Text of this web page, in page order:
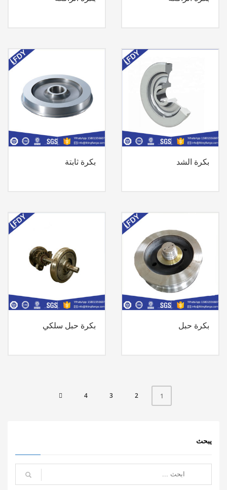
بكرة الشد بكرة ثابتة
بكرة حبل بكرة حبل سلكي
1
2
3
4
يبحث